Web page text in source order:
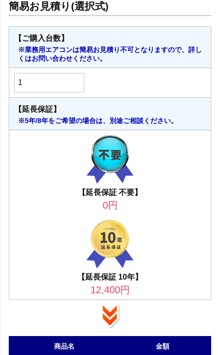
【ご購入台数】
※業務用エアコンは簡易お見積り不可となりますので、詳し
くはお問い合わせください。
【延長保証】
※5年/8年をご希望の場合は、別途ご相談ください。
【延長保証 不要】
0円
【延長保証 10年】
12,400円
商品名 金額